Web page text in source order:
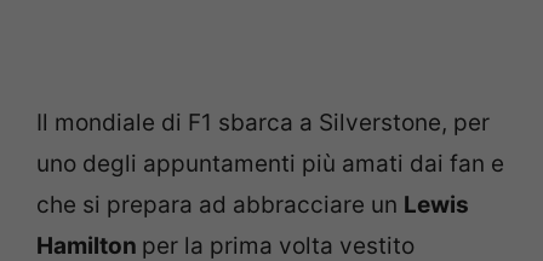
Il mondiale di F1 sbarca a Silverstone, per
uno degli appuntamenti più amati dai fan e
che si prepara ad abbracciare un Lewis
Hamilton per la prima volta vestito